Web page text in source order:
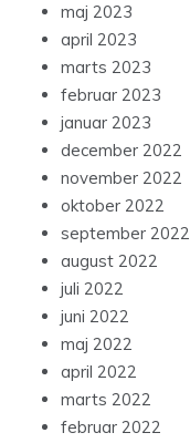
maj 2023
april 2023
marts 2023
februar 2023
januar 2023
december 2022
november 2022
oktober 2022
september 2022
august 2022
juli 2022
juni 2022
maj 2022
april 2022
marts 2022
februar 2022